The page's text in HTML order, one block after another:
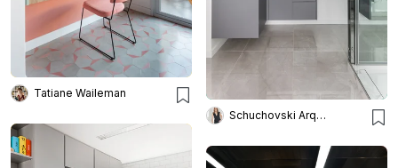
Tatiane Waileman
Schuchovski Arquitetura